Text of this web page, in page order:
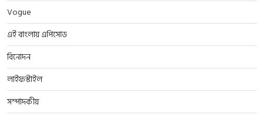
Vogue
এই বাংলায় এপিসোড
বিনোদন
লাইফস্টাইল
সম্পাদকীয়